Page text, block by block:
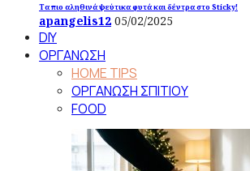
Τα πιο αληθινά ψεύτικα φυτά και δέντρα στο Sticky!
apangelis12 05/02/2025
DIY
ΟΡΓΑΝΩΣΗ
HOME TIPS
ΟΡΓΑΝΩΣΗ ΣΠΙΤΙΟΥ
FOOD